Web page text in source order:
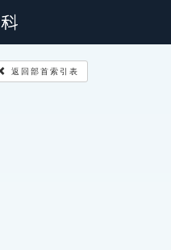
返回部首索引表